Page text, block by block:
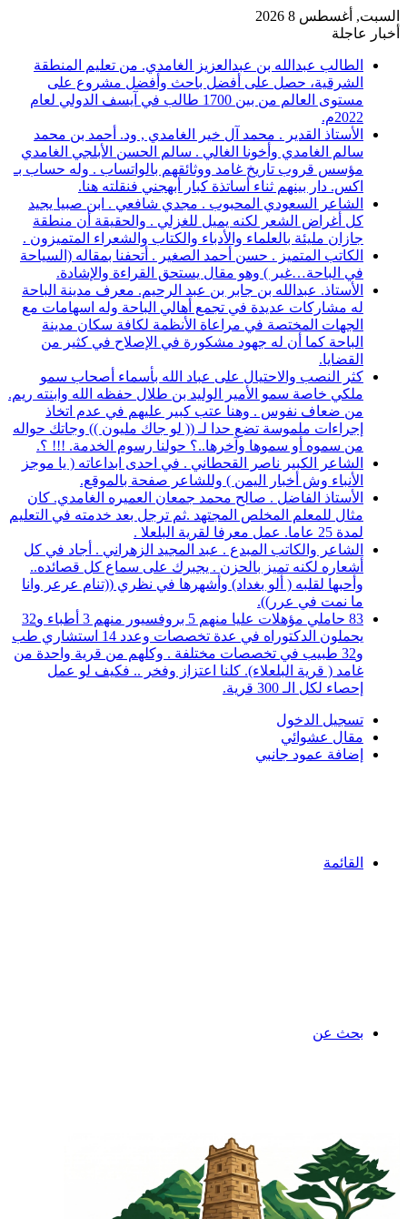
السبت, أغسطس 8 2026
أخبار عاجلة
الطالب عبدالله بن عبدالعزيز الغامدي. من تعليم المنطقة
الشرقية، حصل على أفضل باحث وأفضل مشروع على
مستوى العالم من بين 1700 طالب في آيسف الدولي لعام
2022م.
الأستاذ القدير . محمد آل خير الغامدي , ود. أحمد بن محمد
سالم الغامدي وأخونا الغالي . سالم الحسن الأبلجي الغامدي
مؤسس قروب تاريخ غامد ووثائقهم بالواتساب . وله حساب بـ
اكس. دار بينهم ثناء أساتذة كبار أبهجني فنقلته هنا.
الشاعر السعودي المحبوب . مجدي شافعي . ابن صبيا يجيد
كل أغراض الشعر لكنه يميل للغزلي . والحقيقة أن منطقة
جازان مليئة بالعلماء والأدباء والكتاب والشعراء المتميزون .
الكاتب المتميز . حسن أحمد الصغير . أتحفنا بمقاله (السياحة
في الباحة…غير ) وهو مقال يستحق القراءة والإشادة.
الأستاذ. عبدالله بن جابر بن عبد الرحيم. معرف مدينة الباحة
له مشاركات عديدة في تجمع أهالي الباحة وله اسهامات مع
الجهات المختصة في مراعاة الأنظمة لكافة سكان مدينة
الباحة كما أن له جهود مشكورة في الإصلاح في كثير من
القضايا.
كثر النصب والاحتيال على عباد الله بأسماء أصحاب سمو
ملكي خاصة سمو الأمير الوليد بن طلال حفظه الله وابنته ريم.
من ضعاف نفوس . وهنا عتب كبير عليهم في عدم اتخاذ
إجراءات ملموسة تضع حدا لـ (( لو جاك مليون )) وجاتك حواله
من سموه أو سموها وآخرها..؟ حولنا رسوم الخدمة. !!! ؟.
الشاعر الكبير ناصر القحطاني . في احدى ابداعاته ( يا موجز
الأنباء وش أخبار اليمن ) وللشاعر صفحة بالموقع.
الأستاذ الفاضل . صالح محمد جمعان العميره الغامدي. كان
مثال للمعلم المخلص المجتهد .ثم ترجل بعد خدمته في التعليم
لمدة 25 عاما. عمل معرفا لقرية البلعلا .
الشاعر والكاتب المبدع . عبد المجيد الزهراني . أجاد في كل
أشعاره لكنه تميز بالحزن . يجبرك على سماع كل قصائده..
وأحبها لقلبه ( ألو بغداد) وأشهرها في نظري ((تنام عرعر وانا
ما نمت في عرر)).
83 حاملي مؤهلات عليا منهم 5 بروفسيور منهم 3 أطباء و32
يحملون الدكتوراه في عدة تخصصات وعدد 14 استشاري طب
و32 طبيب في تخصصات مختلفة . وكلهم من قرية واحدة من
غامد ( قرية البلعلاء). كلنا اعتزاز وفخر .. فكيف لو عمل
إحصاء لكل الـ 300 قرية.
تسجيل الدخول
مقال عشوائي
إضافة عمود جانبي
القائمة
بحث عن